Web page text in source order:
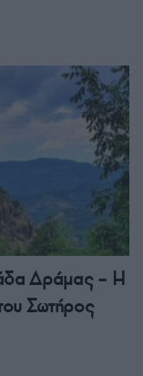
Δράμας – Η
Σωτήρος